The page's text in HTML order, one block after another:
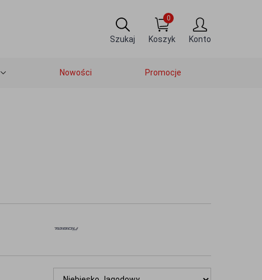
Szukaj
0
Koszyk Konto
Nowości Promocje